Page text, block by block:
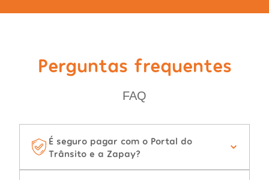
Perguntas frequentes
FAQ
É seguro pagar com o Portal do
Trânsito e a Zapay?